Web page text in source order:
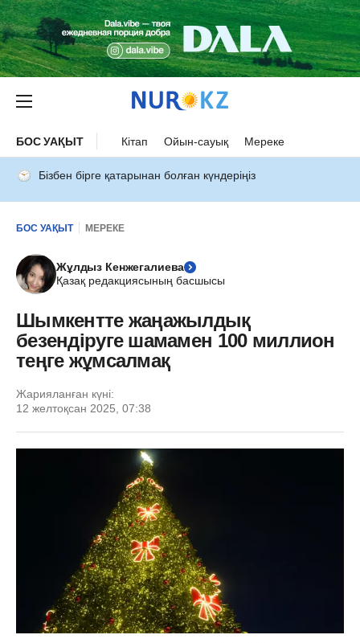
БОС УАҚЫТ Кітап Ойын-сауық Мереке
Бізбен бірге қатарынан болған күндеріңіз
БОС УАҚЫТ МЕРЕКЕ
Жұлдыз Кенжегалиева
Қазақ редакциясының басшысы
Шымкентте жаңажылдық
безендіруге шамамен 100 миллион
теңге жұмсалмақ
Жарияланған күні:
12 желтоқсан 2025, 07:38